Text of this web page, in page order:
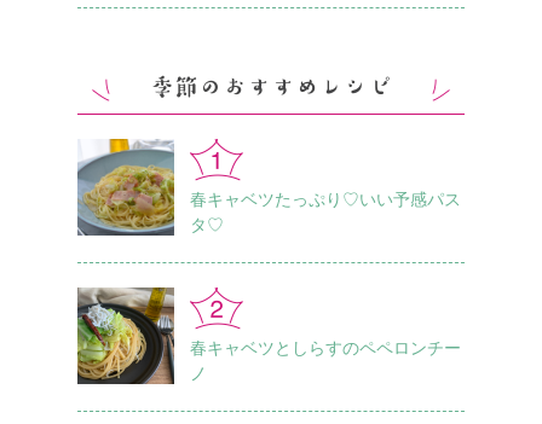
春キャベツたっぷり♡いい予感パス
タ♡
春キャベツとしらすのペペロンチー
ノ